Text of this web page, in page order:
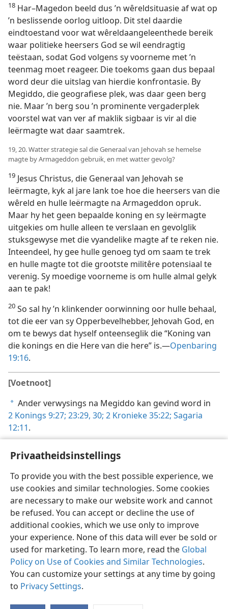
Privaatheidsinstellings
To provide you with the best possible experience, we
use cookies and similar technologies. Some cookies
are necessary to make our website work and cannot
be refused. You can accept or decline the use of
additional cookies, which we use only to improve
your experience. None of this data will ever be sold or
used for marketing. To learn more, read the Global
Policy on Use of Cookies and Similar Technologies.
You can customize your settings at any time by going
to Privacy Settings.
18 Har–Magedon beeld dus ’n wêreldsituasie af wat op
’n beslissende oorlog uitloop. Dit stel daardie
eindtoestand voor wat wêreldaangeleenthede bereik
waar politieke heersers God se wil eendragtig
teëstaan, sodat God volgens sy voorneme met ’n
teenmag moet reageer. Die toekoms gaan dus bepaal
word deur die uitslag van hierdie konfrontasie. By
Megiddo, die geografiese plek, was daar geen berg
nie. Maar ’n berg sou ’n prominente vergaderplek
voorstel wat van ver af maklik sigbaar is vir al die
leërmagte wat daar saamtrek.
19, 20. Watter strategie sal die Generaal van Jehovah se hemelse
magte by Armageddon gebruik, en met watter gevolg?
19 Jesus Christus, die Generaal van Jehovah se
leërmagte, kyk al jare lank toe hoe die heersers van die
wêreld en hulle leërmagte na Armageddon opruk.
Maar hy het geen bepaalde koning en sy leërmagte
uitgekies om hulle alleen te verslaan en gevolglik
stuksgewyse met die vyandelike magte af te reken nie.
Inteendeel, hy gee hulle genoeg tyd om saam te trek
en hulle magte tot die grootste militêre potensiaal te
verenig. Sy moedige voorneme is om hulle almal gelyk
aan te pak!
20 So sal hy ’n klinkender oorwinning oor hulle behaal,
tot die eer van sy Opperbevelhebber, Jehovah God, en
om te bewys dat hyself onteenseglik die “Koning van
die konings en die Here van die here” is.—Openbaring
19:16.
[Voetnoot]
a Ander verwysings na Megiddo kan gevind word in
2 Konings 9:27; 23:29, 30; 2 Kronieke 35:22; Sagaria
12:11.
Afrikaans Deel Voorkeure
Copyright© 2026 Watch Tower Bible and Tract Society of Pennsylvania
Gebruiksvoorwaardes Privaatheidsbeleid
Privaatheidsinstellings
JW.ORG
Meld aan